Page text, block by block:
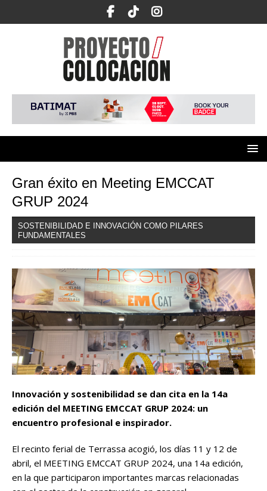
Gran éxito en Meeting EMCCAT
GRUP 2024
SOSTENIBILIDAD E INNOVACIÓN COMO PILARES
FUNDAMENTALES
Innovación y sostenibilidad se dan cita en la 14a
edición del MEETING EMCCAT GRUP 2024: un
encuentro profesional e inspirador.
El recinto ferial de Terrassa acogió, los días 11 y 12 de
abril, el MEETING EMCCAT GRUP 2024, una 14a edición,
en la que participaron importantes marcas relacionadas